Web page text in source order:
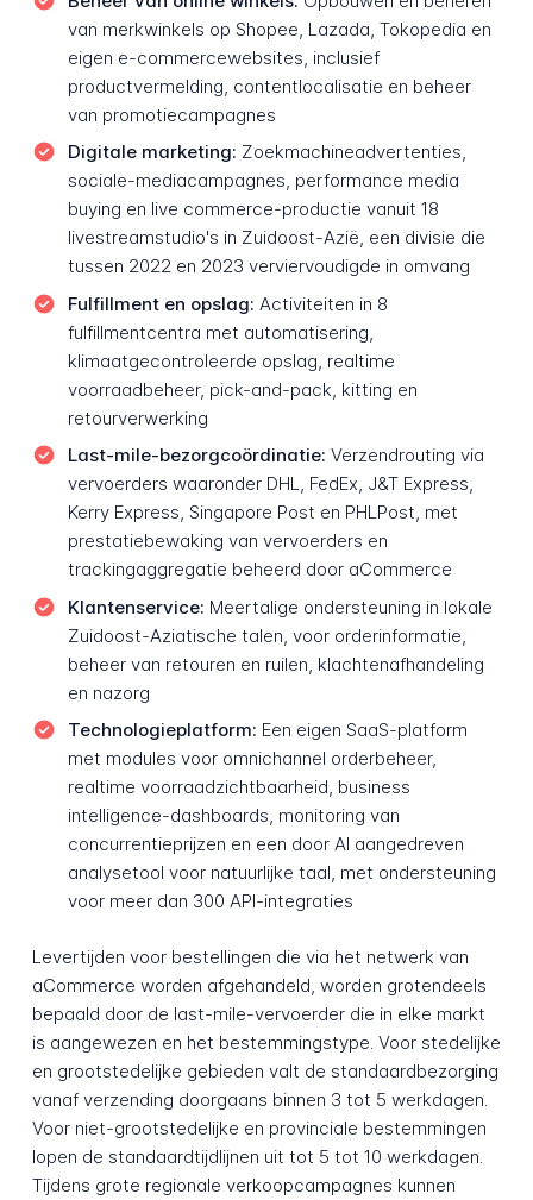
van merkwinkels op Shopee, Lazada, Tokopedia en
eigen e-commercewebsites, inclusief
productvermelding, contentlocalisatie en beheer
van promotiecampagnes
Digitale marketing: Zoekmachineadvertenties,
sociale-mediacampagnes, performance media
buying en live commerce-productie vanuit 18
livestreamstudio's in Zuidoost-Azië, een divisie die
tussen 2022 en 2023 verviervoudigde in omvang
Fulfillment en opslag: Activiteiten in 8
fulfillmentcentra met automatisering,
klimaatgecontroleerde opslag, realtime
voorraadbeheer, pick-and-pack, kitting en
retourverwerking
Last-mile-bezorgcoördinatie: Verzendrouting via
vervoerders waaronder DHL, FedEx, J&T Express,
Kerry Express, Singapore Post en PHLPost, met
prestatiebewaking van vervoerders en
trackingaggregatie beheerd door aCommerce
Klantenservice: Meertalige ondersteuning in lokale
Zuidoost-Aziatische talen, voor orderinformatie,
beheer van retouren en ruilen, klachtenafhandeling
en nazorg
Technologieplatform: Een eigen SaaS-platform
met modules voor omnichannel orderbeheer,
realtime voorraadzichtbaarheid, business
intelligence-dashboards, monitoring van
concurrentieprijzen en een door AI aangedreven
analysetool voor natuurlijke taal, met ondersteuning
voor meer dan 300 API-integraties
Levertijden voor bestellingen die via het netwerk van
aCommerce worden afgehandeld, worden grotendeels
bepaald door de last-mile-vervoerder die in elke markt
is aangewezen en het bestemmingstype. Voor stedelijke
en grootstedelijke gebieden valt de standaardbezorging
vanaf verzending doorgaans binnen 3 tot 5 werkdagen.
Voor niet-grootstedelijke en provinciale bestemmingen
lopen de standaardtijdlijnen uit tot 5 tot 10 werkdagen.
Tijdens grote regionale verkoopcampagnes kunnen